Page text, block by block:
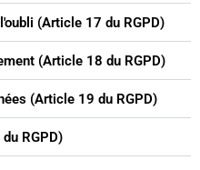
(Article 17 du RGPD)
(Article 18 du RGPD)
(Article 19 du RGPD)
RGPD)